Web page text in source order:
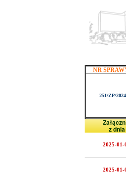
NR
251/ZP/2024
z dnia
2025-01-
2025-01-